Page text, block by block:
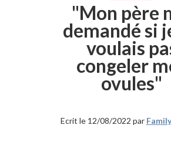
"Mon père
demandé si
voulais
congeler
ovules"
Ecrit le 12/08/2022 par